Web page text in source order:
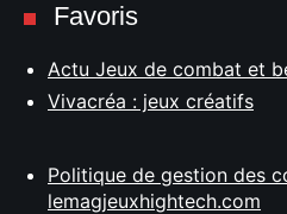
Favoris
Actu Jeux de combat et
Vivacréa : jeux créatifs
Politique de gestion des
lemagjeuxhightech.com